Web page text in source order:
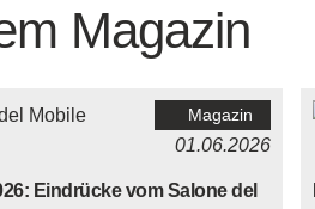
Magazin
Magazin
01.06.2026
Eindrücke vom Salone del